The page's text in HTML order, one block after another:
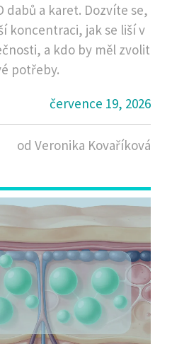
dabů a karet. Dozvíte se,
koncentraci, jak se liší v
a kdo by měl zvolit
potřeby.
července 19, 2026
od Veronika Kovaříková